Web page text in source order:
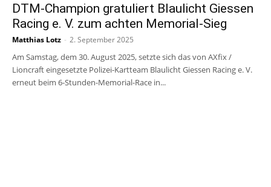
DTM-Champion gratuliert Blaulicht Giessen
Racing e. V. zum achten Memorial-Sieg
Matthias Lotz - 2. September 2025
Am Samstag, dem 30. August 2025, setzte sich das von AXfix /
Lioncraft eingesetzte Polizei-Kartteam Blaulicht Giessen Racing e. V.
erneut beim 6-Stunden-Memorial-Race in...